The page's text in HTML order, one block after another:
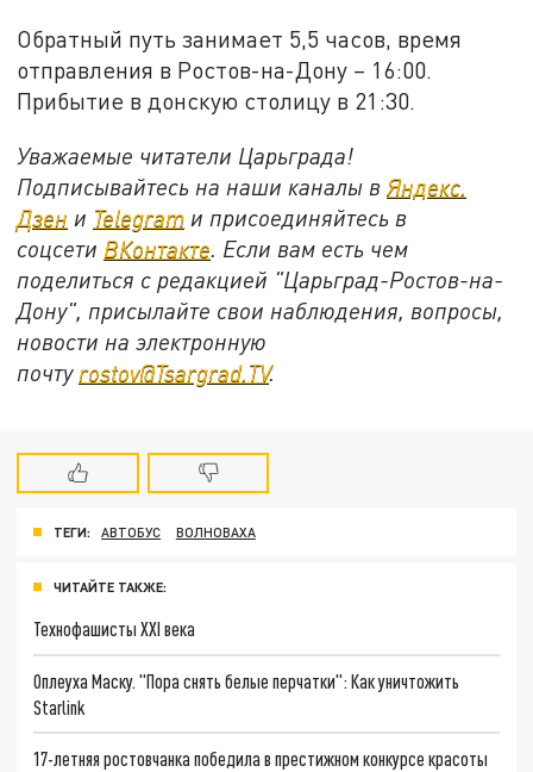
Обратный путь занимает 5,5 часов, время
отправления в Ростов-на-Дону – 16:00.
Прибытие в донскую столицу в 21:30.
Уважаемые читатели Царьграда!
Подписывайтесь на наши каналы в Яндекс.
Дзен и Telegram и присоединяйтесь в
соцсети ВКонтакте . Если вам есть чем
поделиться с редакцией "Царьград-Ростов-на-
Дону", присылайте свои наблюдения, вопросы,
новости на электронную
почту rostov@Tsargrad.ТV.
ТЕГИ: АВТОБУС ВОЛНОВАХА
ЧИТАЙТЕ ТАКЖЕ:
Технофашисты XXI века
Оплеуха Маску. "Пора снять белые перчатки": Как уничтожить
Starlink
17-летняя ростовчанка победила в престижном конкурсе красоты